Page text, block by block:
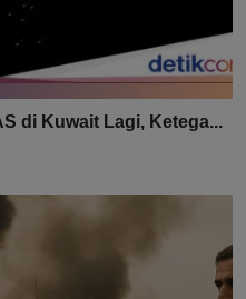
di Kuwait Lagi, Ketega...